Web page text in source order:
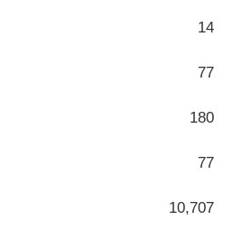
14
77
180
77
10,707